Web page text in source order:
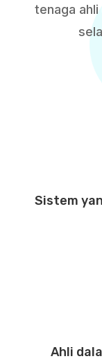
tenaga ahli
Sistem
Ahli